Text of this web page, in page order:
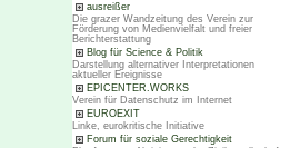
ausreißer
Die grazer Wandzeitung des Verein zur
Förderung von Medienvielfalt und freier
Berichterstattung
Blog für Science & Politik
Darstellung alternativer Interpretationen
aktueller Ereignisse
EPICENTER.WORKS
Verein für Datenschutz im Internet
EUROEXIT
Linke, eurokritische Initiative
Forum für soziale Gerechtigkeit